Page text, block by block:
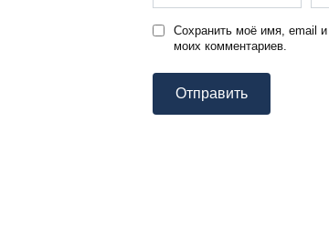
Сохранить моё имя, email
моих комментариев.